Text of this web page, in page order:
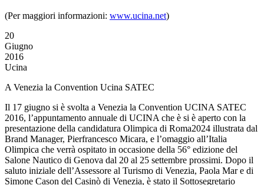
(Per maggiori informazioni: www.ucina.net)
20
Giugno
2016
Ucina
A Venezia la Convention Ucina SATEC
Il 17 giugno si è svolta a Venezia la Convention UCINA SATEC
2016, l’appuntamento annuale di UCINA che è si è aperto con la
presentazione della candidatura Olimpica di Roma2024 illustrata dal
Brand Manager, Pierfrancesco Micara, e l’omaggio all’Italia
Olimpica che verrà ospitato in occasione della 56° edizione del
Salone Nautico di Genova dal 20 al 25 settembre prossimi. Dopo il
saluto iniziale dell’Assessore al Turismo di Venezia, Paola Mar e di
Simone Cason del Casinò di Venezia, è stato il Sottosegretario